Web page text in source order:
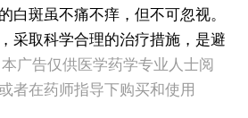
白斑虽不痛不痒，但不可忽视。
采取科学合理的治疗措施，是避
本广告仅供医学药学专业人士阅
者在药师指导下购买和使用
全身零星长浅白点多处小块白斑是什么
手指关节长小白块指关节发白会不会扩
尾椎骨白斑是白癜风吗后背浅色皮损判断
腰窝长白斑凹陷脱色 警惕白癜风迹象
细小白点、眼周浅色斑块，严重吗